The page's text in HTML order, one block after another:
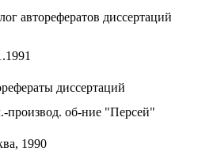
авторефератов диссертаций
диссертаций
производ. об-ние "Персей"
1990